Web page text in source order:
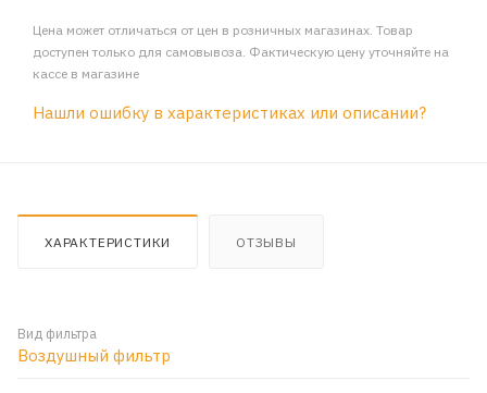
Цена может отличаться от цен в розничных магазинах. Товар
доступен только для самовывоза. Фактическую цену уточняйте на
кассе в магазине
Нашли ошибку в характеристиках или описании?
ХАРАКТЕРИСТИКИ ОТЗЫВЫ
Вид фильтра
Воздушный фильтр